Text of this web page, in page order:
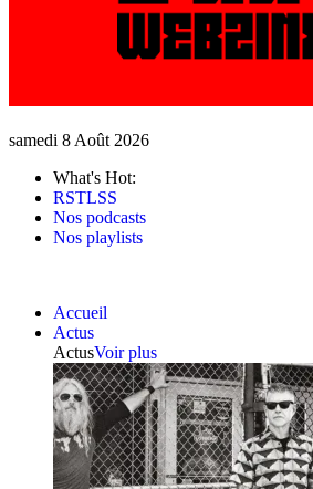
samedi 8 Août 2026
What's Hot:
RSTLSS
Nos podcasts
Nos playlists
Accueil
Actus
ActusVoir plus